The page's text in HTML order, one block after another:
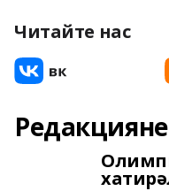
Читайте нас